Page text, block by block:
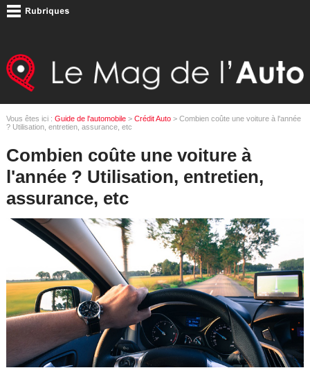
Vous êtes ici : Guide de l'automobile> Crédit Auto> Combien coûte une voiture à l'année
? Utilisation, entretien, assurance, etc
Combien coûte une voiture à
l'année ? Utilisation, entretien,
assurance, etc